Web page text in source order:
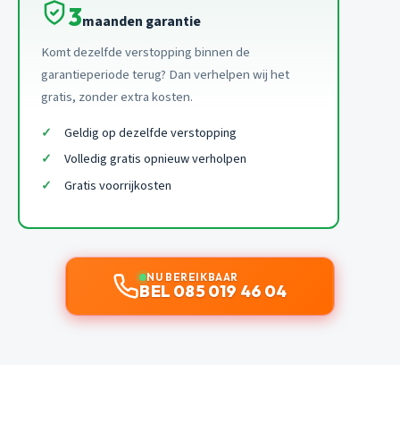
3maanden garantie
Komt dezelfde verstopping binnen de
garantieperiode terug? Dan verhelpen wij het
gratis, zonder extra kosten.
Geldig op dezelfde verstopping
Volledig gratis opnieuw verholpen
Gratis voorrijkosten
NU BEREIKBAAR
BEL 085 019 46 04